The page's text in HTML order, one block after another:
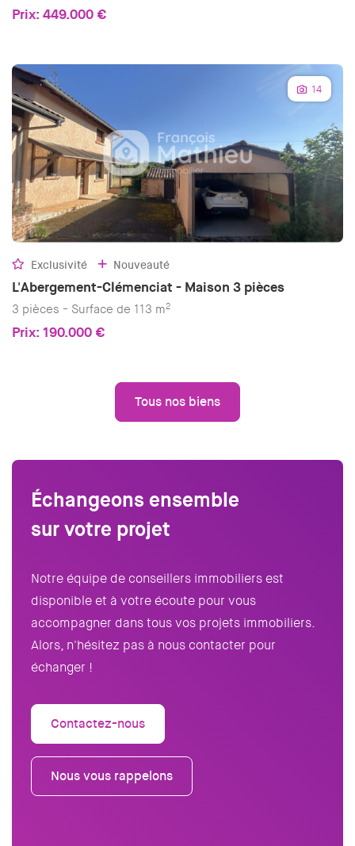
Prix: 449.000 €
14
Exclusivité Nouveauté
L'Abergement-Clémenciat - Maison 3 pièces
3 pièces - Surface de 113 m2
Prix: 190.000 €
Tous nos biens
Échangeons ensemble
sur votre projet
Notre équipe de conseillers immobiliers est
disponible et à votre écoute pour vous
accompagner dans tous vos projets immobiliers.
Alors, n'hésitez pas à nous contacter pour
échanger !
Contactez-nous
Nous vous rappelons